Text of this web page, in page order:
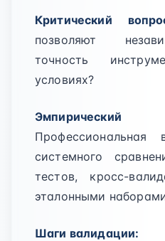
Критический
позволяют
точность
условиях?
Профессиональная
системного
тестов, кросс-
эталонными
Шаги валидации: